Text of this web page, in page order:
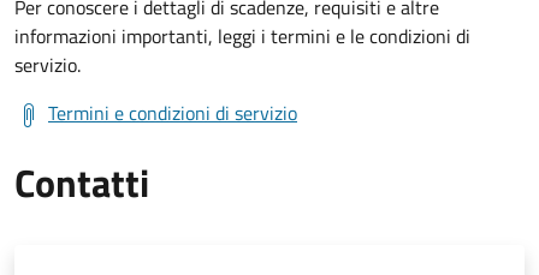
Per conoscere i dettagli di scadenze, requisiti e altre
informazioni importanti, leggi i termini e le condizioni di
servizio.
Termini e condizioni di servizio
Contatti